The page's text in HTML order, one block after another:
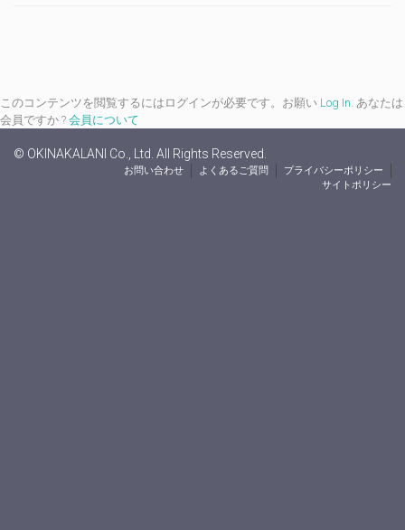
このコンテンツを閲覧するにはログインが必要です。お願い Log In. あなたは
会員ですか ? 会員について
© OKINAKALANI Co., Ltd. All Rights Reserved.
お問い合わせ よくあるご質問
プライバシーポリシー
サイトポリシー